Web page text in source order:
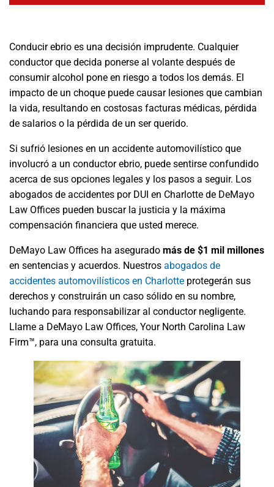
Conducir ebrio es una decisión imprudente. Cualquier
conductor que decida ponerse al volante después de
consumir alcohol pone en riesgo a todos los demás. El
impacto de un choque puede causar lesiones que cambian
la vida, resultando en costosas facturas médicas, pérdida
de salarios o la pérdida de un ser querido.
Si sufrió lesiones en un accidente automovilístico que
involucró a un conductor ebrio, puede sentirse confundido
acerca de sus opciones legales y los pasos a seguir. Los
abogados de accidentes por DUI en Charlotte de DeMayo
Law Offices pueden buscar la justicia y la máxima
compensación financiera que usted merece.
DeMayo Law Offices ha asegurado más de $1 mil millones
en sentencias y acuerdos. Nuestros abogados de
accidentes automovilísticos en Charlotte protegerán sus
derechos y construirán un caso sólido en su nombre,
luchando para responsabilizar al conductor negligente.
Llame a DeMayo Law Offices, Your North Carolina Law
Firm™, para una consulta gratuita.